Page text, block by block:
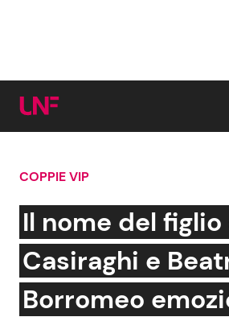
Cerca:
News e Cronaca
Attualità Italiana
COPPIE VIP
Il nome del
Casiraghi e
Borromeo